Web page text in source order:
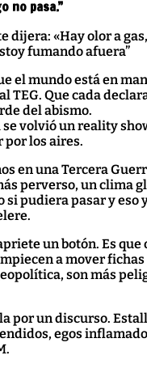
no pasa.”
dijera: «Hay olor a
fumando afuera”
el mundo está en
TEG. Que cada
del abismo.
volvió un reality
por los aires.
en una Tercera
perverso, un clima
si pudiera pasar y eso
un botón. Es que
a mover
son más
por un discurso.
egos